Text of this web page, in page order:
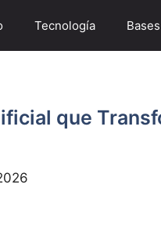
Tecnología
que